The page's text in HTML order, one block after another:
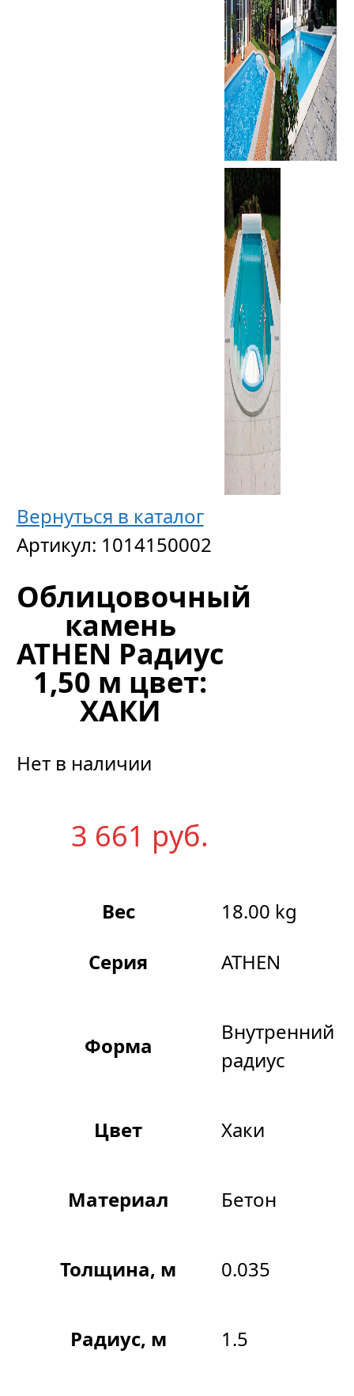
Вернуться в каталог
Артикул: 1014150002
Облицовочный
камень
ATHEN Радиус
1,50 м цвет:
ХАКИ
Нет в наличии
3 661 руб.
Вес
18.00 kg
Серия
ATHEN
Форма
Внутренний
радиус
Цвет Хаки
Материал Бетон
Толщина, м 0.035
Радиус, м 1.5